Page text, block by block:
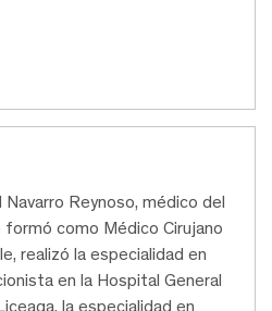
Navarro Reynoso, médico del
como Médico Cirujano
realizó la especialidad en
en la Hospital General
la especialidad en